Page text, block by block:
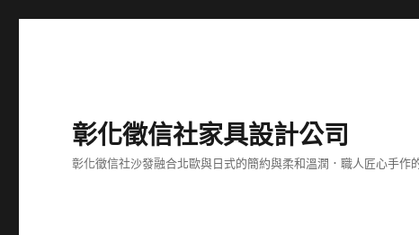
彰化徵信社家具設計公司
彰化徵信社沙發融合北歐與日式的簡約與柔和溫潤．職人匠心手